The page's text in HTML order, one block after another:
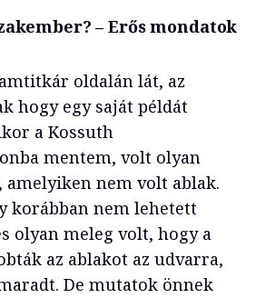
– Erős mondatok
oldalán lát, az
hogy egy saját példát
a Kossuth
mentem, volt olyan
amelyiken nem volt ablak.
korábban nem lehetett
olyan meleg volt, hogy a
az ablakot az udvarra,
De mutatok önnek